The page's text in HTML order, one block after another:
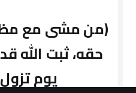
(من مشى مع
حقه، ثبت الله
يوم